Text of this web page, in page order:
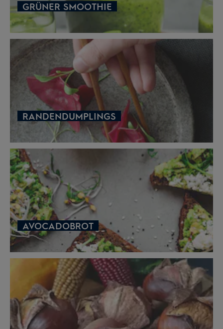
GRÜNER SMOOTHIE
RANDENDUMPLINGS
AVOCADOBROT